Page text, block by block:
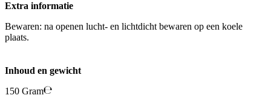
Extra informatie
Bewaren: na openen lucht- en lichtdicht bewaren op een koele
plaats.
Inhoud en gewicht
150 Gram